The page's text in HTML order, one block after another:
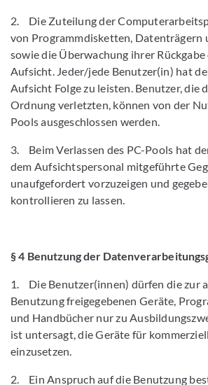
2. Die Zuteilung der
von Programmdisketten, Datenträgern
sowie die Überwachung ihrer
Aufsicht. Jeder/jede Benutzer(in) hat
Aufsicht Folge zu leisten. Benutzer, die
Ordnung verletzten, können von der
Pools ausgeschlossen werden.
3. Beim Verlassen des PC-Pools hat
dem Aufsichtspersonal mitgeführte
unaufgefordert vorzuzeigen und
kontrollieren zu lassen.
§ 4 Benutzung der
1. Die Benutzer(innen) dürfen die zur
Benutzung freigegebenen Geräte,
und Handbücher nur zu
ist untersagt, die Geräte für
einzusetzen.
2. Ein Anspruch auf die Benutzung